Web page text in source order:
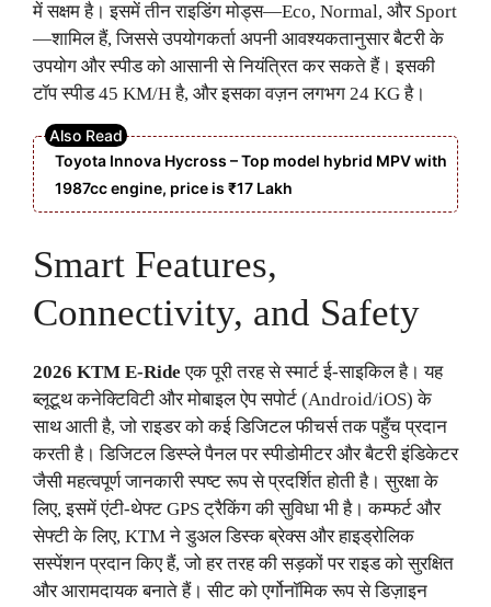
में सक्षम है। इसमें तीन राइडिंग मोड्स—Eco, Normal, और Sport
—शामिल हैं, जिससे उपयोगकर्ता अपनी आवश्यकतानुसार बैटरी के
उपयोग और स्पीड को आसानी से नियंत्रित कर सकते हैं। इसकी
टॉप स्पीड 45 KM/H है, और इसका वज़न लगभग 24 KG है।
Toyota Innova Hycross – Top model hybrid MPV with
1987cc engine, price is ₹17 Lakh
Smart Features,
Connectivity, and Safety
2026 KTM E-Ride एक पूरी तरह से स्मार्ट ई-साइकिल है। यह
ब्लूटूथ कनेक्टिविटी और मोबाइल ऐप सपोर्ट (Android/iOS) के
साथ आती है, जो राइडर को कई डिजिटल फीचर्स तक पहुँच प्रदान
करती है। डिजिटल डिस्प्ले पैनल पर स्पीडोमीटर और बैटरी इंडिकेटर
जैसी महत्वपूर्ण जानकारी स्पष्ट रूप से प्रदर्शित होती है। सुरक्षा के
लिए, इसमें एंटी-थेफ्ट GPS ट्रैकिंग की सुविधा भी है। कम्फर्ट और
सेफ्टी के लिए, KTM ने डुअल डिस्क ब्रेक्स और हाइड्रोलिक
सस्पेंशन प्रदान किए हैं, जो हर तरह की सड़कों पर राइड को सुरक्षित
और आरामदायक बनाते हैं। सीट को एर्गोनॉमिक रूप से डिज़ाइन